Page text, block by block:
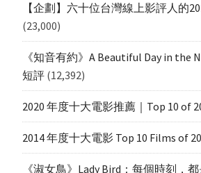
【企劃】六十位台灣線上影評人的
(23,000)
《知音有約》A Beautiful Day in the
短評 (12,392)
2020 年度十大電影推薦｜Top 10 of
2014 年度十大電影 Top 10 Films of
《淑女鳥》Lady Bird：每個時刻，